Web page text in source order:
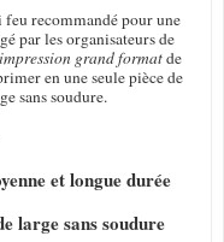
feu recommandé pour une
par les organisateurs de
impression grand formatde
en une seule pièce de
sans soudure.
et longue durée
large sans soudure